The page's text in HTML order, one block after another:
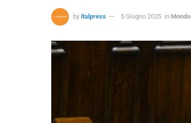
by italpress 5 Giugno 2025 in Mondo